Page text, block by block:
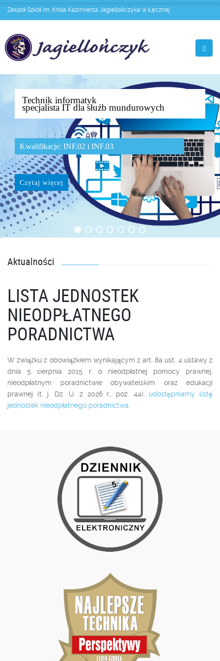
Zespół Szkół im. Króla Kazimierza Jagiellończyka w Łęcznej
Technik informatyk
specjalista IT dla służb mundurowych
Kwalifikacje: INF.02 i INF.03
Czytaj więcej
Aktualności
LISTA JEDNOSTEK
NIEODPŁATNEGO
PORADNICTWA
W związku z obowiązkiem wynikającym z art. 8a ust. 4 ustawy z
dnia 5 sierpnia 2015 r. o nieodpłatnej pomocy prawnej,
nieodpłatnym poradnictwie obywatelskim oraz edukacji
prawnej (t. j. Dz. U. z 2026 r., poz. 44), udostępniamy listę
jednostek nieodpłatnego poradnictwa